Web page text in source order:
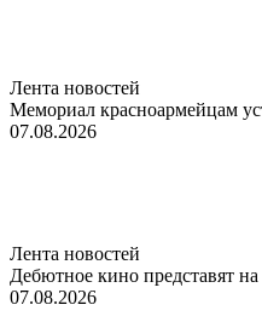
Лента новостей
Мемориал красноармейцам
07.08.2026
Лента новостей
Дебютное кино представят на
07.08.2026